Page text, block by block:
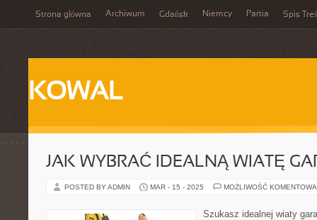
Strona główna Archiwum Gdańsk Niemcy Partia Spis
KOWAL
JAK WYBRAĆ IDEALNĄ WIATĘ
POSTED BY ADMIN MAR - 15 - 2025 MOŻLIWOŚĆ
Szukasz idealnej wiaty